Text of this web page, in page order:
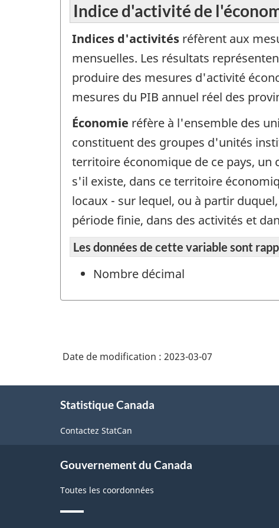
Indice d'activité de
Indices d'activités réfèrent aux
mensuelles. Les résultats
produire des mesures d'activité
mesures du PIB annuel réel des
Économie réfère à l'ensemble des
constituent des groupes d'unités
territoire économique de ce pays,
s'il existe, dans ce territoire
locaux - sur lequel, ou à partir
période finie, dans des activités et
Les données de cette variable sont
Nombre décimal
Date de modification : 2023-03-07
Statistique Canada
Contactez StatCan
Gouvernement du Canada
Toutes les coordonnées